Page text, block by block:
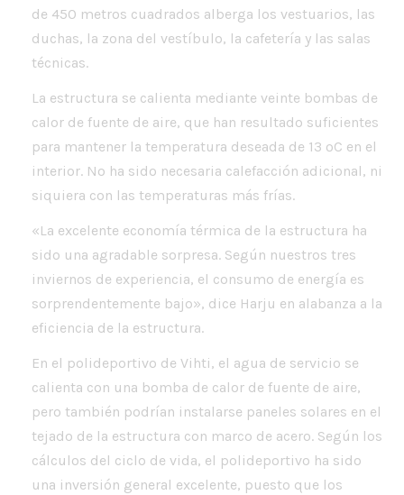
de 450 metros cuadrados alberga los vestuarios, las
duchas, la zona del vestíbulo, la cafetería y las salas
técnicas.
La estructura se calienta mediante veinte bombas de
calor de fuente de aire, que han resultado suficientes
para mantener la temperatura deseada de 13 ºC en el
interior. No ha sido necesaria calefacción adicional, ni
siquiera con las temperaturas más frías.
«La excelente economía térmica de la estructura ha
sido una agradable sorpresa. Según nuestros tres
inviernos de experiencia, el consumo de energía es
sorprendentemente bajo», dice Harju en alabanza a la
eficiencia de la estructura.
En el polideportivo de Vihti, el agua de servicio se
calienta con una bomba de calor de fuente de aire,
pero también podrían instalarse paneles solares en el
tejado de la estructura con marco de acero. Según los
cálculos del ciclo de vida, el polideportivo ha sido
una inversión general excelente, puesto que los